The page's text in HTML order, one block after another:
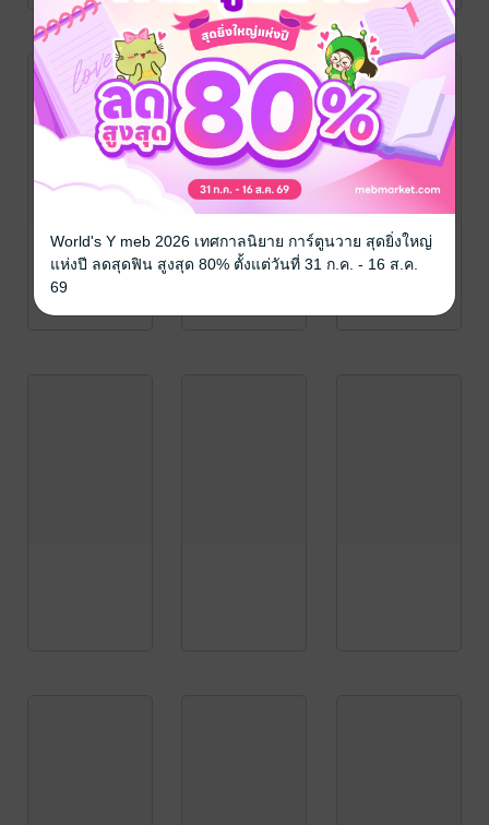
World's Y meb 2026 เทศกาลนิยาย การ์ตูนวาย สุดยิ่งใหญ่
แห่งปี ลดสุดฟิน สูงสุด 80% ตั้งแต่วันที่ 31 ก.ค. - 16 ส.ค.
69